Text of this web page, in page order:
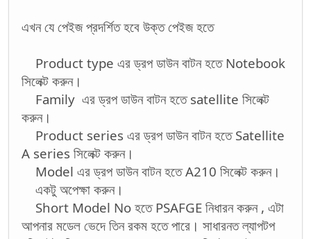
এখন যে পেইজ প্রদর্শিত হবে উক্ত পেইজ হতে
Product type এর ড্রপ ডাউন বাটন হতে Notebook
সিলেক্ট করুন।
Family এর ড্রপ ডাউন বাটন হতে satellite সিলেক্ট
করুন।
Product series এর ড্রপ ডাউন বাটন হতে Satellite
A series সিলেক্ট করুন।
Model এর ড্রপ ডাউন বাটন হতে A210 সিলেক্ট করুন।
একটু অপেক্ষা করুন।
Short Model No হতে PSAFGE নিধারন করুন , এটা
আপনার মডেল ভেদে তিন রকম হতে পারে। সাধারনত ল্যাপটপ